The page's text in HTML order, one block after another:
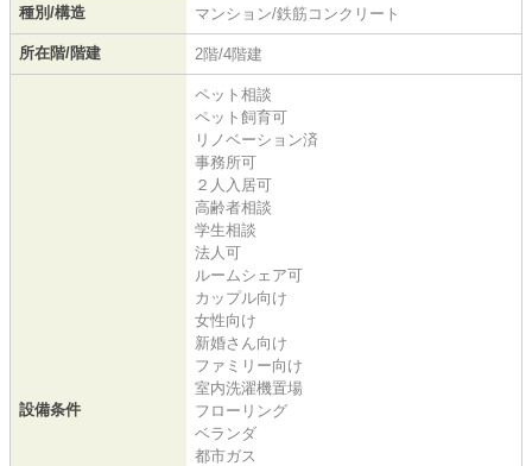
種別/構造 マンション/鉄筋コンクリート
所在階/階建 2階/4階建
設備条件
ペット相談
ペット飼育可
リノベーション済
事務所可
２人入居可
高齢者相談
学生相談
法人可
ルームシェア可
カップル向け
女性向け
新婚さん向け
ファミリー向け
室内洗濯機置場
フローリング
ベランダ
都市ガス